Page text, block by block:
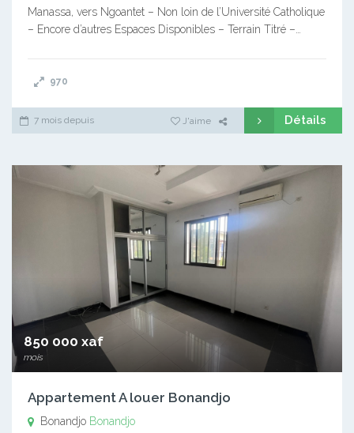
Manassa, vers Ngoantet – Non loin de l’Université Catholique
– Encore d’autres Espaces Disponibles – Terrain Titré –…
970
7 mois depuis J'aime Détails
850 000 xaf
mois
Appartement A louer Bonandjo
Bonandjo Bonandjo